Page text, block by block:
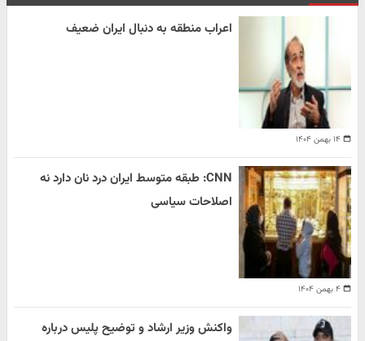
۱۴ بهمن ۱۴۰۴
اعراب منطقه به دنبال ایران ضعیف
۴ بهمن ۱۴۰۴
CNN: طبقه متوسط ایران درد نان دارد نه
اصلاحات سیاسی
واکنش وزیر ارشاد و توضیح پلیس درباره